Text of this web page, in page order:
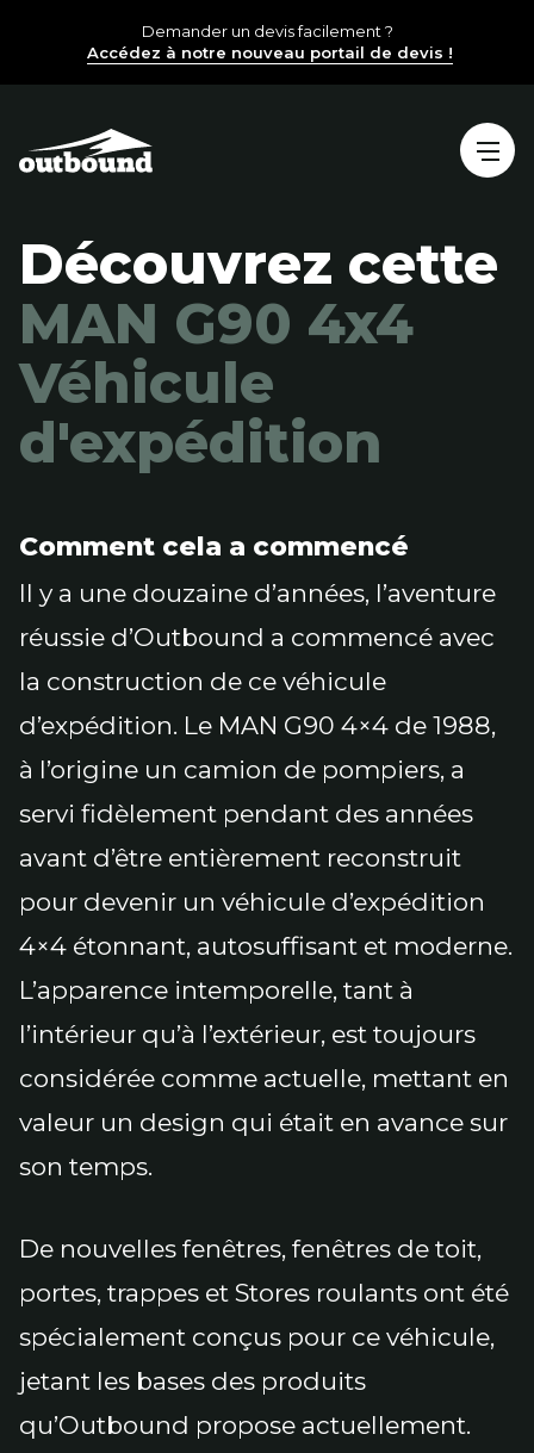
Demander un devis facilement ?
Accédez à notre nouveau portail de devis !
Découvrez cette
MAN G90 4x4
Véhicule
d'expédition
Comment cela a commencé
Il y a une douzaine d’années, l’aventure
réussie d’Outbound a commencé avec
la construction de ce véhicule
d’expédition. Le MAN G90 4×4 de 1988,
à l’origine un camion de pompiers, a
servi fidèlement pendant des années
avant d’être entièrement reconstruit
pour devenir un véhicule d’expédition
4×4 étonnant, autosuffisant et moderne.
L’apparence intemporelle, tant à
l’intérieur qu’à l’extérieur, est toujours
considérée comme actuelle, mettant en
valeur un design qui était en avance sur
son temps.
De nouvelles fenêtres, fenêtres de toit,
portes, trappes et Stores roulants ont été
spécialement conçus pour ce véhicule,
jetant les bases des produits
qu’Outbound propose actuellement.